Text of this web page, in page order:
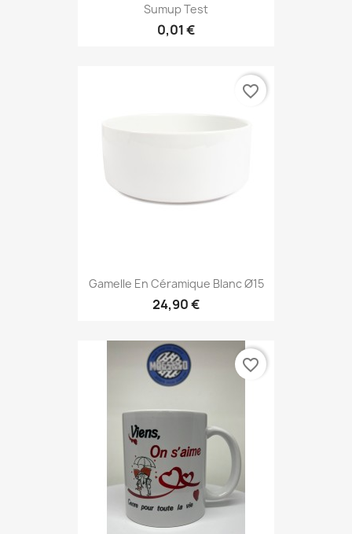
Sumup Test
0,01 €
Gamelle En Céramique Blanc Ø15
24,90 €
favorite_border
favorite_border